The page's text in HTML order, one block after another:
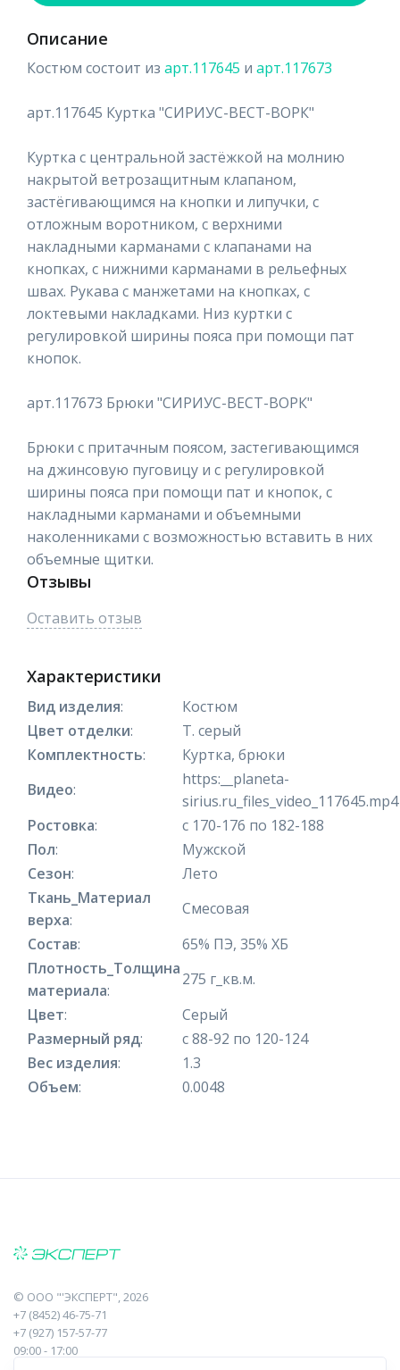
Описание
Костюм состоит из арт.117645 и арт.117673
арт.117645 Куртка "СИРИУС-ВЕСТ-ВОРК"
Куртка с центральной застёжкой на молнию
накрытой ветрозащитным клапаном,
застёгивающимся на кнопки и липучки, с
отложным воротником, с верхними
накладными карманами с клапанами на
кнопках, с нижними карманами в рельефных
швах. Рукава с манжетами на кнопках, с
локтевыми накладками. Низ куртки с
регулировкой ширины пояса при помощи пат
кнопок.
арт.117673 Брюки "СИРИУС-ВЕСТ-ВОРК"
Брюки с притачным поясом, застегивающимся
на джинсовую пуговицу и с регулировкой
ширины пояса при помощи пат и кнопок, с
накладными карманами и объемными
наколенниками с возможностью вставить в них
объемные щитки.
Отзывы
Оставить отзыв
Характеристики
Вид изделия:
Костюм
Цвет отделки:
Т. серый
Комплектность:
Куртка, брюки
Видео:
https:__planeta-
sirius.ru_files_video_117645.mp4
Ростовка:
с 170-176 по 182-188
Пол:
Мужской
Сезон:
Лето
Ткань_Материал
верха:
Смесовая
Состав:
65% ПЭ, 35% ХБ
Плотность_Толщина
материала:
275 г_кв.м.
Цвет:
Серый
Размерный ряд:
с 88-92 по 120-124
Вес изделия:
1.3
Объем: 0.0048
© ООО "'ЭКСПЕРТ", 2026
+7 (8452) 46-75-71
+7 (927) 157-57-77
09:00 - 17:00